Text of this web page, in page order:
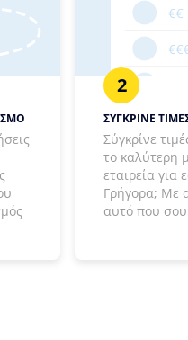
2
ΣΥΓΚΡΙΝΕ
Σύγκρίνε
το καλύτερη
εταιρεία
Γρήγορα; Με
αυτό που σου